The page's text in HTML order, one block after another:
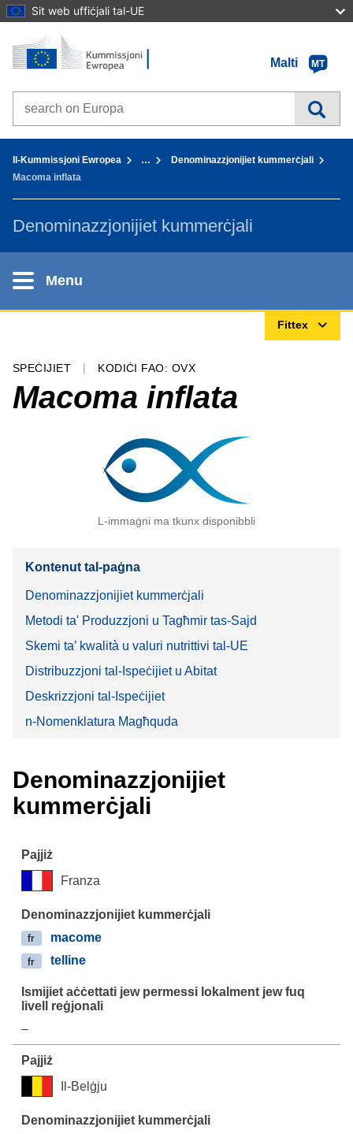
Sit web uffiċjali tal-UE
Mur fil-kontenut
Paġna Ewlenija - Il-Kummissjoni Ewropea
Malti
MT
Search on Europa websites
Il-Kummissjoni Ewropea …
Denominazzjonijiet kummerċjali
Macoma inflata
Denominazzjonijiet kummerċjali
Menu
Fittex
SPEĊIJIET KODIĊI FAO: OVX
Macoma inflata
L-immaġni ma tkunx disponibbli
Kontenut tal-paġna
Denominazzjonijiet kummerċjali
Metodi ta' Produzzjoni u Tagħmir tas-Sajd
Skemi ta’ kwalità u valuri nutrittivi tal-UE
Distribuzzjoni tal-Ispeċijiet u Abitat
Deskrizzjoni tal-Ispeċijiet
n-Nomenklatura Magħquda
Denominazzjonijiet
kummerċjali
Franza
fr macome
fr telline
–
Il-Belġju